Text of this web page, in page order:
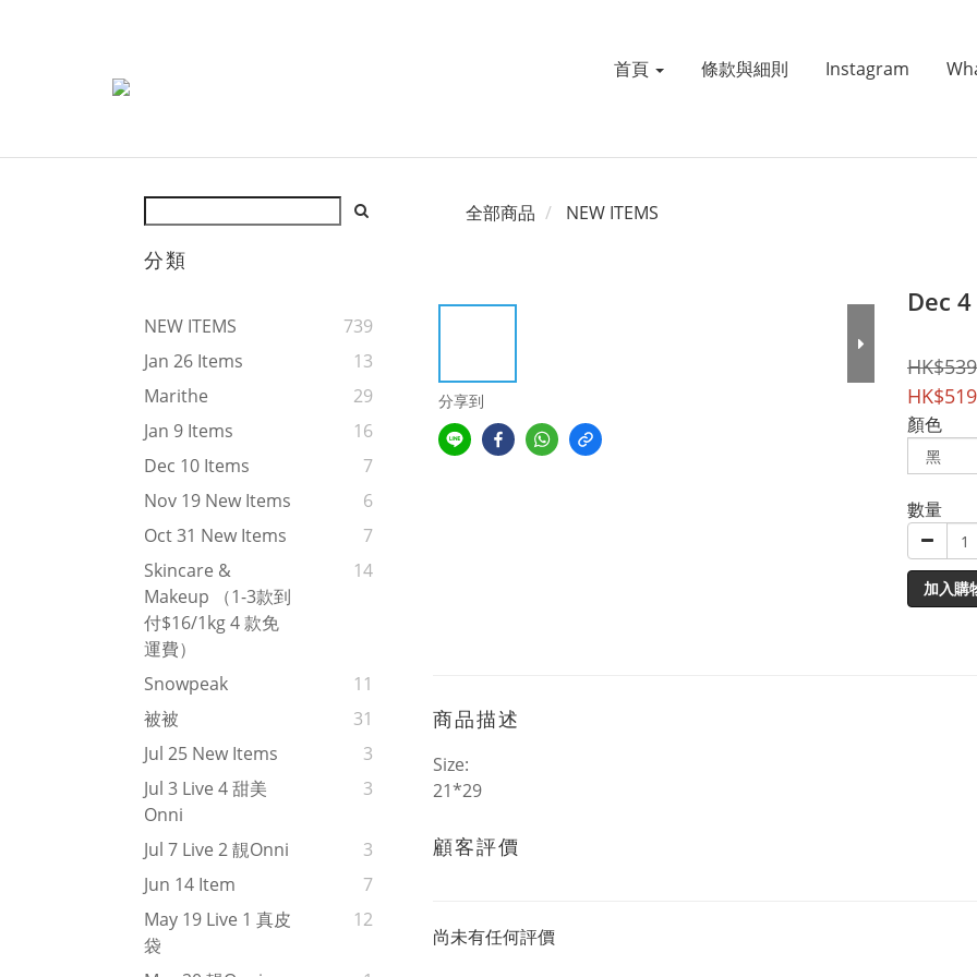
首頁 條款與細則 Instagram
分類
NEW ITEMS
739
Jan 26 Items
13
Marithe
29
Jan 9 Items
16
Dec 10 Items
7
Nov 19 New Items
6
Oct 31 New Items
7
Skincare &
Makeup （1-3款到
付$16/1kg 4 款免
運費）
14
Snowpeak
11
被被
31
Jul 25 New Items
3
Jul 3 Live 4 甜美
Onni
3
Jul 7 Live 2 靚onni
3
Jun 14 Item
7
May 19 Live 1 真皮
袋
12
全部商品 NEW ITEMS
分享到
Dec
顏色
數量
加入購
商品描述
Size:
21*29
顧客評價
尚未有任何評價